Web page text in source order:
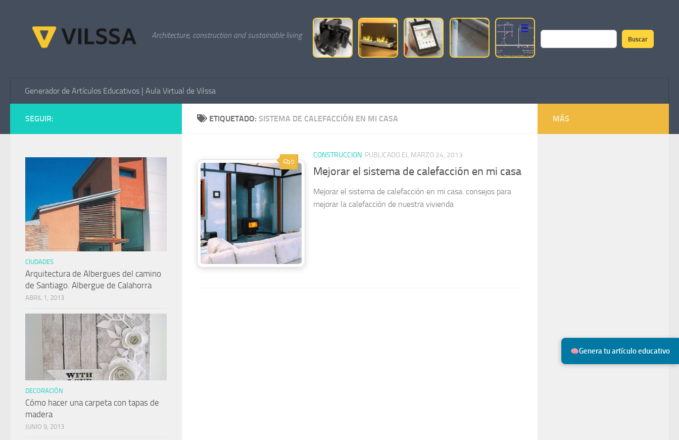
Genera tu artículo educativo
Architecture, construction and sustainable living
Buscar
Buscar
Generador de Artículos Educativos | Aula Virtual de Vilssa
ETIQUETADO: SISTEMA DE CALEFACCIÓN EN MI CASA
0
CONSTRUCCION PUBLICADO EL MARZO 24, 2013
Mejorar el sistema de calefacción en mi casa
Mejorar el sistema de calefacción en mi casa. consejos para
mejorar la calefacción de nuestra vivienda
SEGUIR:
CIUDADES
Arquitectura de Albergues del camino
de Santiago. Albergue de Calahorra
ABRIL 1, 2013
DECORACIÓN
Cómo hacer una carpeta con tapas de
madera
JUNIO 9, 2013
MÁS